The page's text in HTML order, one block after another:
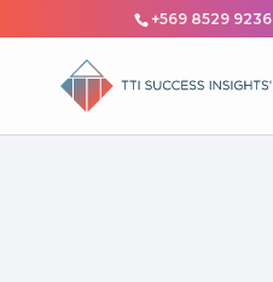
+569 8529 9236